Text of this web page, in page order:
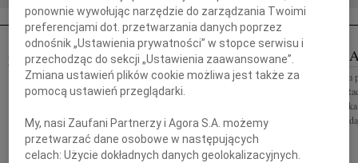
WŁODZIMIERZ KOŁODZIEJ
WIEK: 61 11.08.2009 POZNAŃ
Z wielkim smutkiem zawiadamiamy, że dnia 6
odszedł od nas w wieku 61 lat najdroższy Mąż,
Ojciec, Teść i Dziadek Włodzimierz...
MACIEJ
Z głębokim
Macieja Zawiei
żony Beaty i
współczucia
ponownie wywołując narzędzie do zarządzania Twoimi
preferencjami dot. przetwarzania danych poprzez
odnośnik „Ustawienia prywatności” w stopce serwisu i
przechodząc do sekcji „Ustawienia zaawansowane”.
Zmiana ustawień plików cookie możliwa jest także za
pomocą ustawień przeglądarki.
My, nasi Zaufani Partnerzy i Agora S.A. możemy
przetwarzać dane osobowe w następujących
celach:Użycie dokładnych danych geolokalizacyjnych.